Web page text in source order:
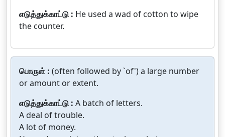
எடுத்துக்காட்டு : He used a wad of cotton to wipe
the counter.
பொருள் : (often followed by `of') a large number
or amount or extent.
எடுத்துக்காட்டு : A batch of letters.
A deal of trouble.
A lot of money.